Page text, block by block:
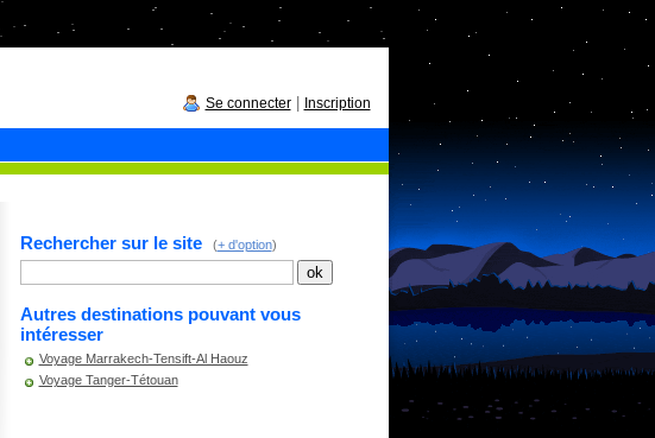
Se connecter| Inscription
Rechercher sur le site (+ d'option)
Autres destinations pouvant vous
intéresser
Voyage Marrakech-Tensift-Al Haouz
Voyage Tanger-Tétouan